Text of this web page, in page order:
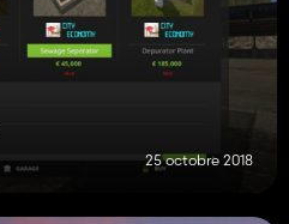
25 octobre 2018